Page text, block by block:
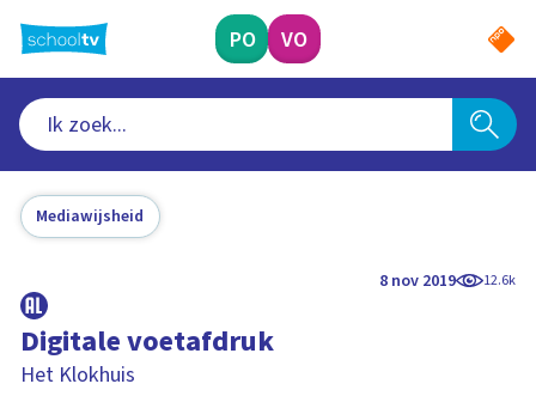
naar
hoofdinhoud
PO VO
Mediawijsheid
8 nov 2019 12.6k
Digitale voetafdruk
Het Klokhuis